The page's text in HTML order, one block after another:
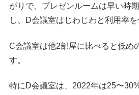
がりで、プレゼンルームは早い時
し、D会議室はじわじわと利用率を
C会議室は他2部屋に比べると低め
す。
特にD会議室は、2022年は25〜